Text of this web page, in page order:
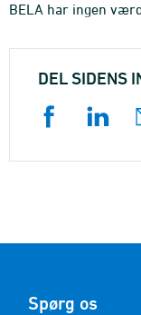
BELA har ingen
DEL SIDENS
Spørg os